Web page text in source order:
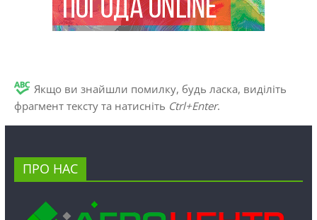
Якщо ви знайшли помилку, будь ласка, виділіть
фрагмент тексту та натисніть Ctrl+Enter.
ПРО НАС